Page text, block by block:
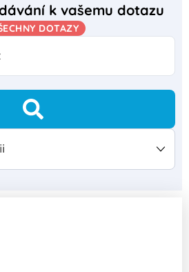
k vašemu dotazu
DOTAZY